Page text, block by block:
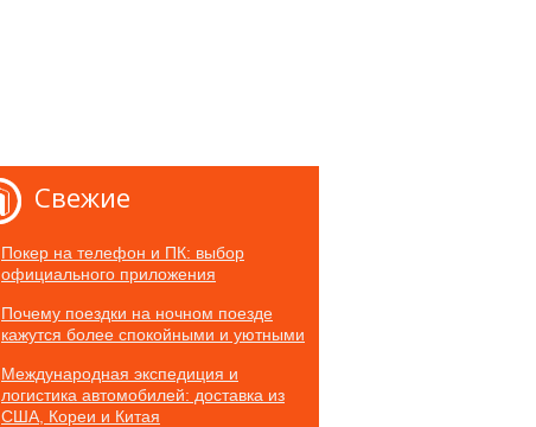
Свежие
Покер на телефон и ПК: выбор
официального приложения
Почему поездки на ночном поезде
кажутся более спокойными и уютными
Международная экспедиция и
логистика автомобилей: доставка из
США, Кореи и Китая